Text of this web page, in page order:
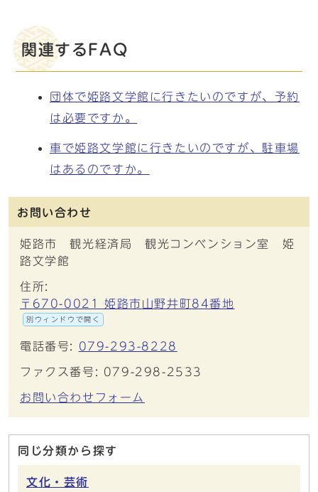
関連するFAQ
団体で姫路文学館に行きたいのですが、予約
は必要ですか。
車で姫路文学館に行きたいのですが、駐車場
はあるのですか。
お問い合わせ
姫路市 観光経済局 観光コンベンション室 姫
路文学館
住所:
〒670-0021 姫路市山野井町84番地
別ウィンドウで開く
電話番号: 079-293-8228
ファクス番号: 079-298-2533
お問い合わせフォーム
同じ分類から探す
文化・芸術